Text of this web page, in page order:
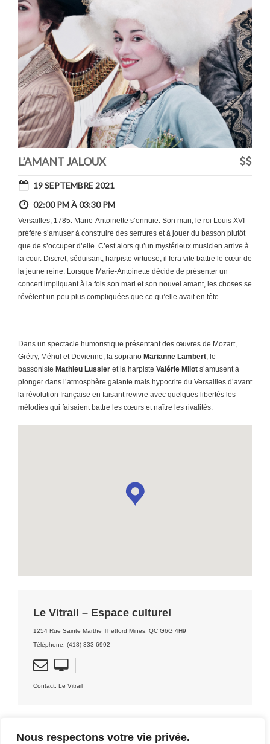
Nous respectons votre vie privée.
L’AMANT JALOUX
19 SEPTEMBRE 2021
02:00 PM À 03:30 PM
Versailles, 1785. Marie-Antoinette s’ennuie. Son mari, le roi Louis XVI
préfère s’amuser à construire des serrures et à jouer du basson plutôt
que de s’occuper d’elle. C’est alors qu’un mystérieux musicien arrive à
la cour. Discret, séduisant, harpiste virtuose, il fera vite battre le cœur de
la jeune reine. Lorsque Marie-Antoinette décide de présenter un
concert impliquant à la fois son mari et son nouvel amant, les choses se
révèlent un peu plus compliquées que ce qu’elle avait en tête.
Dans un spectacle humoristique présentant des œuvres de Mozart,
Grétry, Méhul et Devienne, la soprano Marianne Lambert , le
bassoniste Mathieu Lussier et la harpiste Valérie Milot s’amusent à
plonger dans l’atmosphère galante mais hypocrite du Versailles d’avant
la révolution française en faisant revivre avec quelques libertés les
mélodies qui faisaient battre les cœurs et naître les rivalités.
Le Vitrail – Espace culturel
1254 Rue Sainte Marthe Thetford Mines, QC G6G 4H9
Téléphone: (418) 333-6992
Contact: Le Vitrail